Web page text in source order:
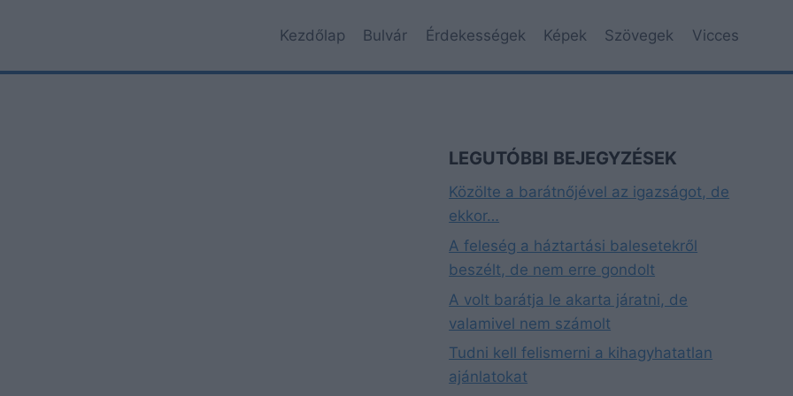
Kezdőlap Bulvár Érdekességek Képek Szövegek Vicces
LEGUTÓBBI BEJEGYZÉSEK
Közölte a barátnőjével az igazságot, de
ekkor…
A feleség a háztartási balesetekről
beszélt, de nem erre gondolt
A volt barátja le akarta járatni, de
valamivel nem számolt
Tudni kell felismerni a kihagyhatatlan
ajánlatokat